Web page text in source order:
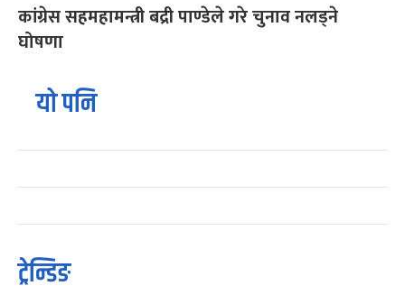
कांग्रेस सहमहामन्त्री बद्री पाण्डेले गरे चुनाव नलड्ने
घोषणा
यो पनि
ट्रेन्डिङ